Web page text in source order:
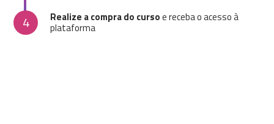
4 Realize a compra do cursoe receba o acesso à
plataforma